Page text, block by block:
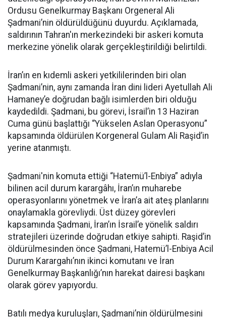
Ordusu Genelkurmay Başkanı Orgeneral Ali
Şadmani’nin öldürüldüğünü duyurdu. Açıklamada,
saldırının Tahran'ın merkezindeki bir askeri komuta
merkezine yönelik olarak gerçekleştirildiği belirtildi.
İran’ın en kıdemli askeri yetkililerinden biri olan
Şadmani’nin, aynı zamanda İran dini lideri Ayetullah Ali
Hamaney’e doğrudan bağlı isimlerden biri olduğu
kaydedildi. Şadmani, bu görevi, İsrail’in 13 Haziran
Cuma günü başlattığı “Yükselen Aslan Operasyonu”
kapsamında öldürülen Korgeneral Gulam Ali Raşid’in
yerine atanmıştı.
Şadmani'nin komuta ettiği “Hatemü’l-Enbiya” adıyla
bilinen acil durum karargâhı, İran’ın muharebe
operasyonlarını yönetmek ve İran’a ait ateş planlarını
onaylamakla görevliydi. Üst düzey görevleri
kapsamında Şadmani, İran’ın İsrail’e yönelik saldırı
stratejileri üzerinde doğrudan etkiye sahipti. Raşid’in
öldürülmesinden önce Şadmani, Hatemü’l-Enbiya Acil
Durum Karargahı’nın ikinci komutanı ve İran
Genelkurmay Başkanlığı’nın harekat dairesi başkanı
olarak görev yapıyordu.
Batılı medya kuruluşları, Şadmani’nin öldürülmesini